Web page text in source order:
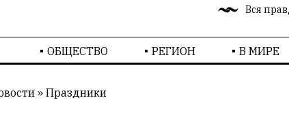
Вся
ОБЩЕСТВО РЕГИОН В МИРЕ
» Праздники